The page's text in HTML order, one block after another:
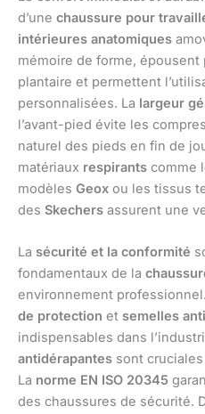
d’une chaussure pour
intérieures anatomiques
mémoire de forme,
plantaire et permettent
personnalisées. La largeur
l’avant-pied évite les
naturel des pieds en fin de
matériaux respirants comme
modèles Geox ou les tissus
des Skechers assurent une
La sécurité et la conformité
fondamentaux de la
environnement
de protection et semelles
indispensables dans
antidérapantes sont
La norme EN ISO 20345
des chaussures de sécurité.